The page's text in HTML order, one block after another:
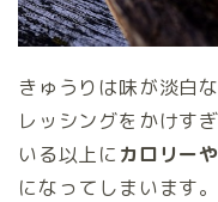
きゅうりは味が淡白
レッシングをかけす
いる以上に カロリー
になってしまいます。